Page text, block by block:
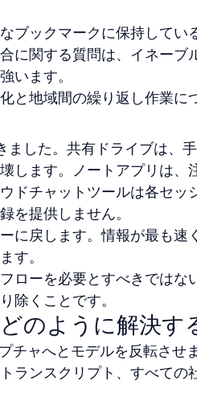
ブックマークに保持してい
に関する質問は、イネーブ
います。
と地域間の繰り返し作業に
した。共有ドライブは、
します。ノートアプリは、
ドチャットツールは各セッ
を提供しません。
に戻します。情報が最も速
す。
ーを必要とすべきではな
除くことです。
のように解決す
チャへとモデルを反転させ
ランスクリプト、すべての